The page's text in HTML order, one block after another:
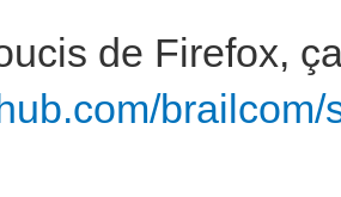
de Firefox,